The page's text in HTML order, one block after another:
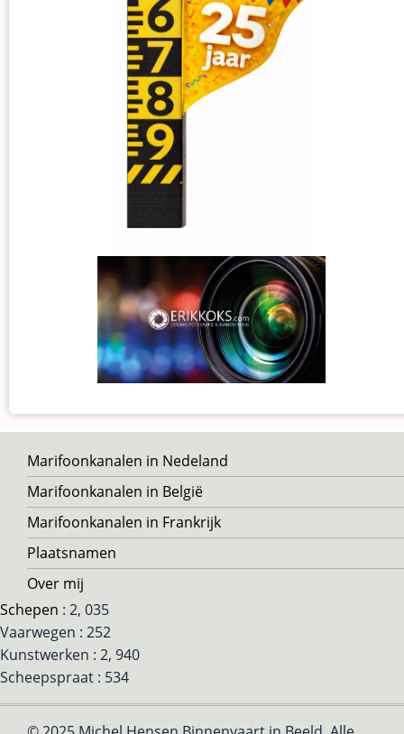
Voet
Marifoonkanalen in Nedeland
Marifoonkanalen in België
Marifoonkanalen in Frankrijk
Plaatsnamen
Over mij
Schepen : 2, 035
Vaarwegen : 252
Kunstwerken : 2, 940
Scheepspraat : 534